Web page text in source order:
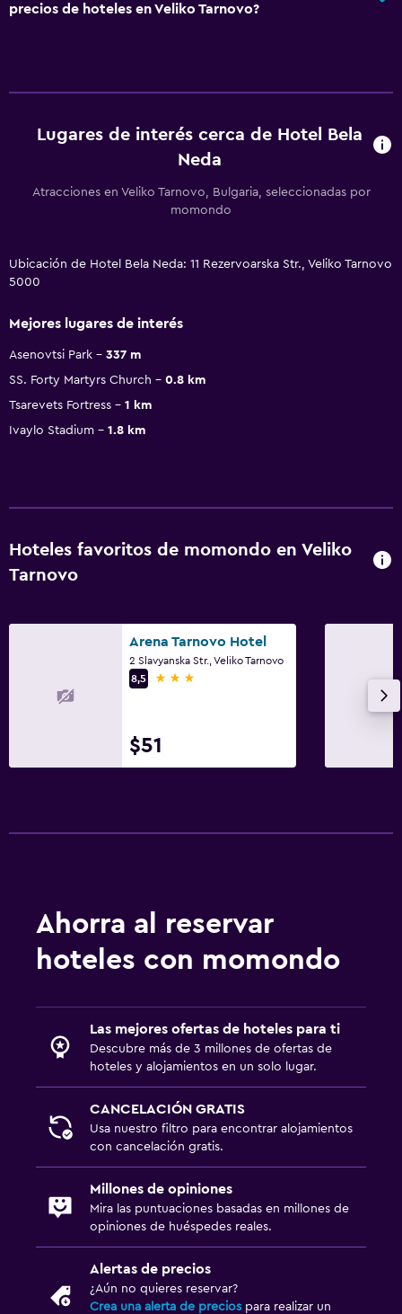
precios de hoteles en Veliko Tarnovo?
Lugares de interés cerca de Hotel Bela
Neda
Atracciones en Veliko Tarnovo, Bulgaria, seleccionadas por
momondo
Ubicación de Hotel Bela Neda: 11 Rezervoarska Str., Veliko Tarnovo
5000
Mejores lugares de interés
Asenovtsi Park
337 m
SS. Forty Martyrs Church
0.8 km
Tsarevets Fortress
1 km
Ivaylo Stadium
1.8 km
Hoteles favoritos de momondo en Veliko
Tarnovo
Arena Tarnovo Hotel
2 Slavyanska Str., Veliko Tarnovo
8,5
3 estrellas
$51
Ahorra al reservar
hoteles con momondo
Las mejores ofertas de hoteles para ti
Descubre más de 3 millones de ofertas de
hoteles y alojamientos en un solo lugar.
CANCELACIÓN GRATIS
Usa nuestro filtro para encontrar alojamientos
con cancelación gratis.
Millones de opiniones
Mira las puntuaciones basadas en millones de
opiniones de huéspedes reales.
Alertas de precios
¿Aún no quieres reservar?
Crea una alerta de precios para realizar un